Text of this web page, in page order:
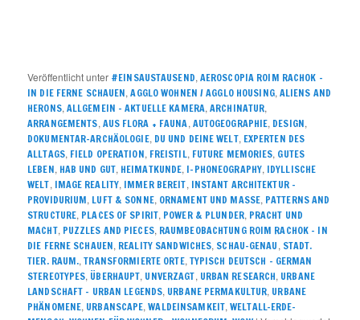
Veröffentlicht unter #EINSAUSTAUSEND, AEROSCOPIA ROIM RACHOK –
IN DIE FERNE SCHAUEN,AGGLO WOHNEN / AGGLO HOUSING, ALIENS AND
HERONS, ALLGEMEIN – AKTUELLE KAMERA,ARCHINATUR,
ARRANGEMENTS, AUS FLORA + FAUNA, AUTOGEOGRAPHIE, DESIGN,
DOKUMENTAR-ARCHÄOLOGIE, DU UND DEINE WELT, EXPERTEN DES
ALLTAGS, FIELD OPERATION, FREISTIL, FUTURE MEMORIES, GUTES
LEBEN, HAB UND GUT, HEIMATKUNDE, I-PHONEOGRAPHY, IDYLLISCHE
WELT, IMAGE REALITY, IMMER BEREIT, INSTANT ARCHITEKTUR –
PROVIDURIUM, LUFT & SONNE, ORNAMENT UND MASSE, PATTERNS AND
STRUCTURE, PLACES OF SPIRIT, POWER & PLUNDER, PRACHT UND
MACHT, PUZZLES AND PIECES, RAUMBEOBACHTUNG ROIM RACHOK – IN
DIE FERNE SCHAUEN, REALITY SANDWICHES, SCHAU-GENAU, STADT.
TIER. RAUM.,TRANSFORMIERTE ORTE, TYPISCH DEUTSCH – GERMAN
STEREOTYPES, ÜBERHAUPT, UNVERZAGT, URBAN RESEARCH, URBANE
LANDSCHAFT – URBAN LEGENDS, URBANE PERMAKULTUR, URBANE
PHÄNOMENE, URBANSCAPE,WALDEINSAMKEIT,WELTALL-ERDE-